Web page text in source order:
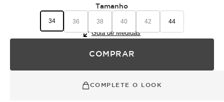
Tamanho
34 36 38 40 42 44
Guia de Medidas
COMPRAR
COMPLETE O LOOK